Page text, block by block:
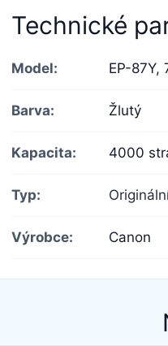
Technické
Model: EP-87Y,
Barva: Žlutý
Kapacita: 4000
Typ:
Výrobce: Canon